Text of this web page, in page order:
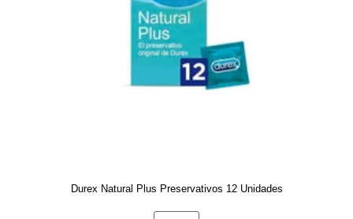
Durex Natural Plus Preservativos 12 Unidades